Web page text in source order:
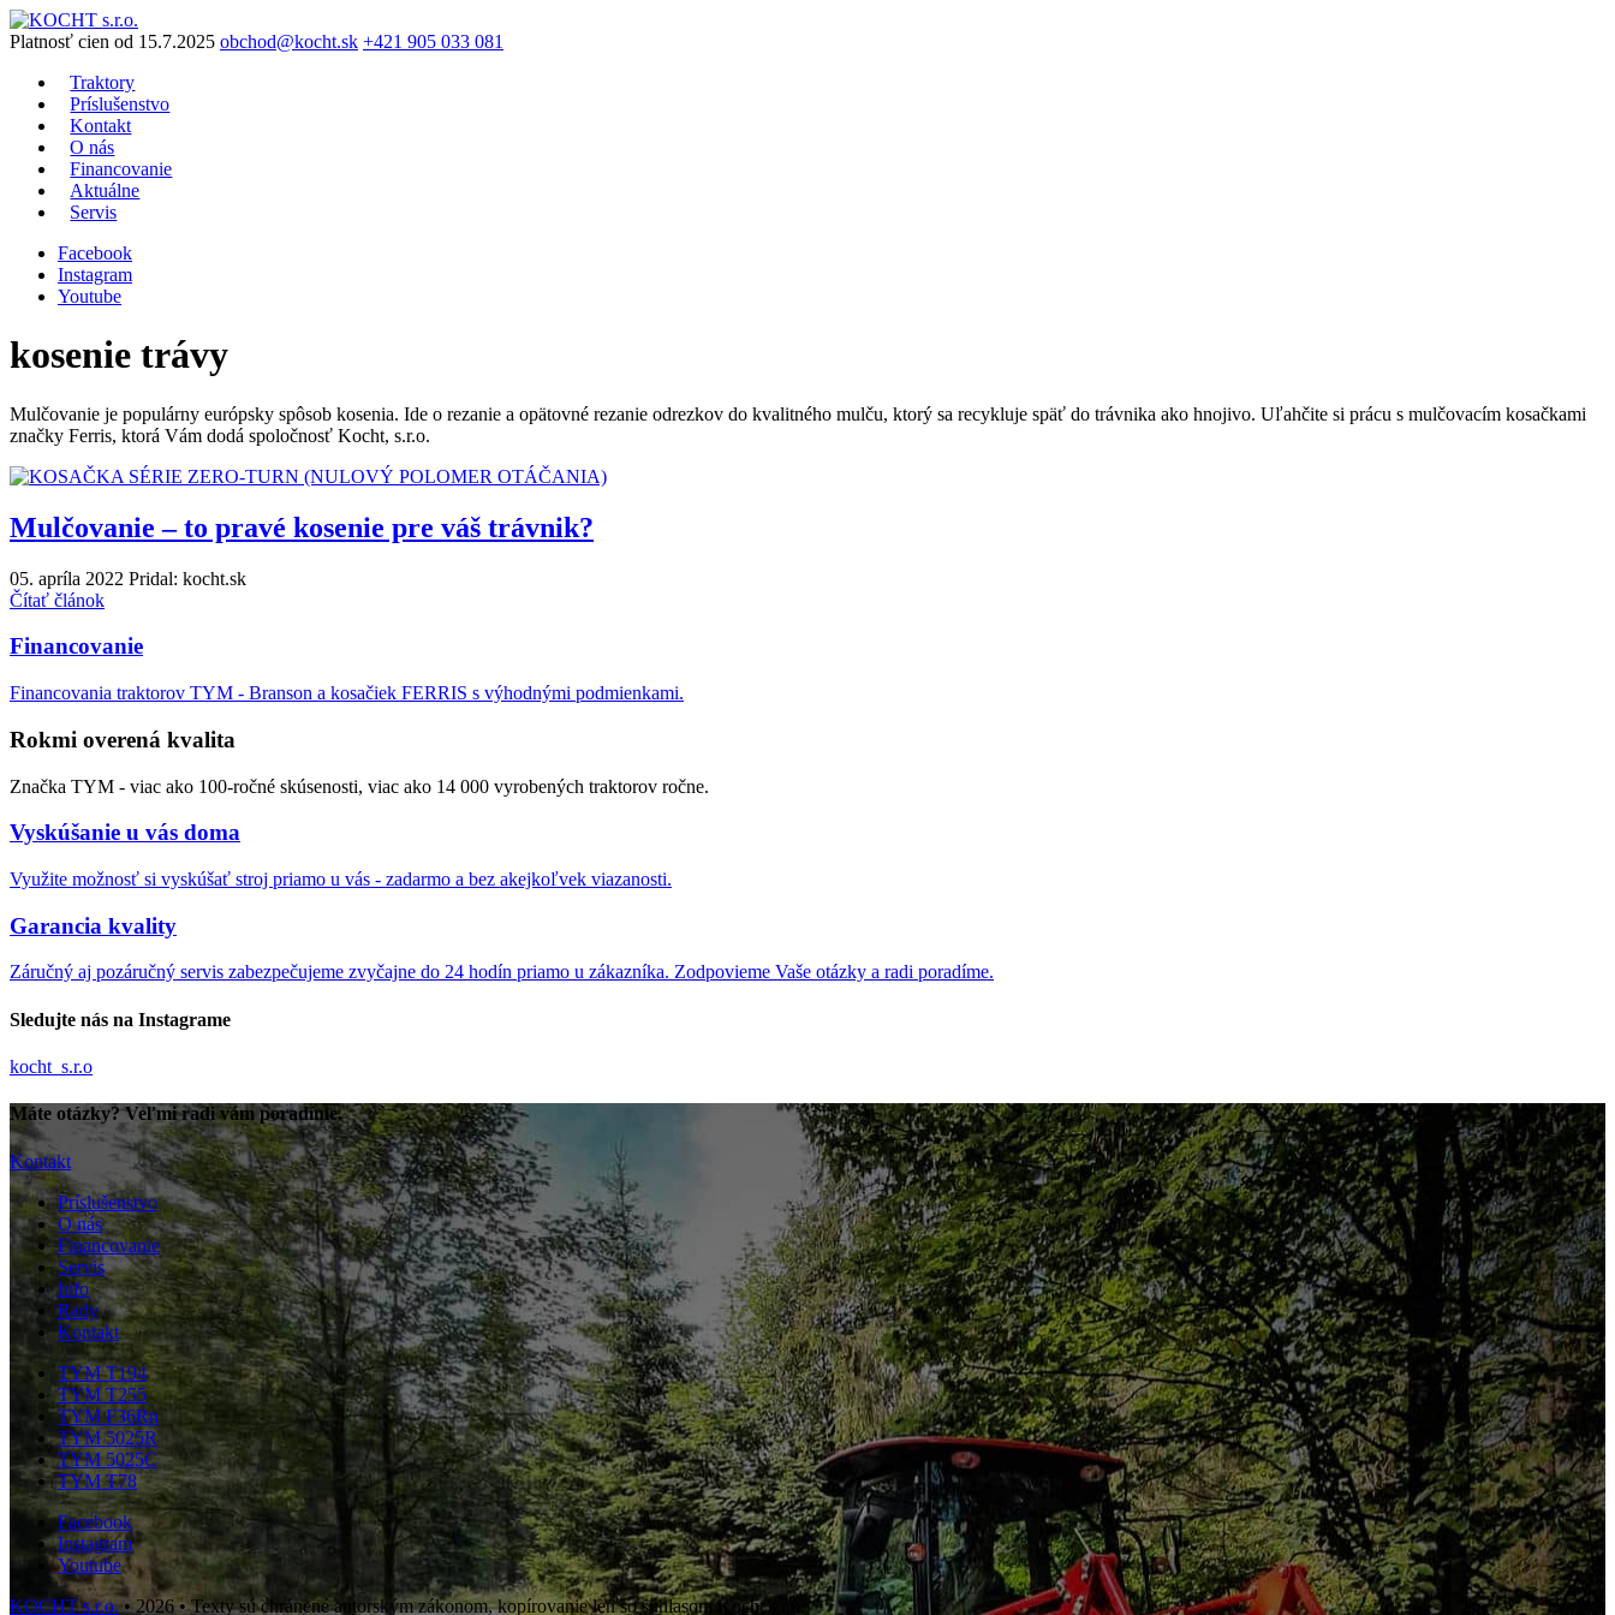
Preskočiť
na
Platnosť cien od 15.7.2025 obchod@kocht.sk +421 905 033 081
Traktory
Príslušenstvo
Kontakt
O nás
Financovanie
Aktuálne
Servis
Facebook
Instagram
Youtube
kosenie trávy
Mulčovanie je populárny európsky spôsob kosenia. Ide o rezanie a opätovné rezanie odrezkov do kvalitného mulču, ktorý sa recykluje späť do trávnika ako hnojivo. Uľahčite si prácu s mulčovacím kosačkami
značky Ferris, ktorá Vám dodá spoločnosť Kocht, s.r.o.
Mulčovanie – to pravé kosenie pre váš trávnik?
05. apríla 2022 Pridal: kocht.sk
Čítať článok
Financovanie
Financovania traktorov TYM - Branson a kosačiek FERRIS s výhodnými podmienkami.
Rokmi overená kvalita
Značka TYM - viac ako 100-ročné skúsenosti, viac ako 14 000 vyrobených traktorov ročne.
Vyskúšanie u vás doma
Využite možnosť si vyskúšať stroj priamo u vás - zadarmo a bez akejkoľvek viazanosti.
Garancia kvality
Záručný aj pozáručný servis zabezpečujeme zvyčajne do 24 hodín priamo u zákazníka. Zodpovieme Vaše otázky a radi poradíme.
Sledujte nás na Instagrame
kocht_s.r.o
Máte otázky? Veľmi radi vám poradíme.
Kontakt
Príslušenstvo
O nás
Financovanie
Servis
Info
Rady
Kontakt
TYM T194
TYM T255
TYM F36Rn
TYM 5025R
TYM 5025C
TYM T78
Facebook
Instagram
Youtube
KOCHT s.r.o.• 2026 • Texty sú chránené autorským zákonom, kopírovanie len so súhlasom Kocht s.r.o.